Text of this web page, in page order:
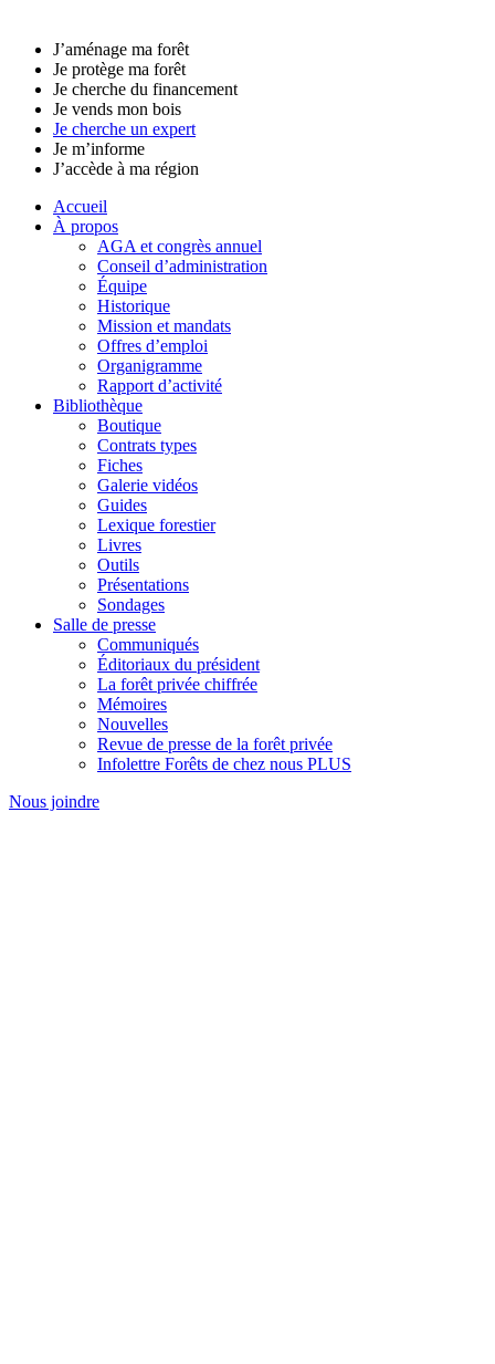
J’aménage ma forêt
Je protège ma forêt
Je cherche du financement
Je vends mon bois
Je cherche un expert
Je m’informe
J’accède à ma région
Accueil
À propos
AGA et congrès annuel
Conseil d’administration
Équipe
Historique
Mission et mandats
Offres d’emploi
Organigramme
Rapport d’activité
Bibliothèque
Boutique
Contrats types
Fiches
Galerie vidéos
Guides
Lexique forestier
Livres
Outils
Présentations
Sondages
Salle de presse
Communiqués
Éditoriaux du président
La forêt privée chiffrée
Mémoires
Nouvelles
Revue de presse de la forêt privée
Infolettre Forêts de chez nous PLUS
Nous joindre